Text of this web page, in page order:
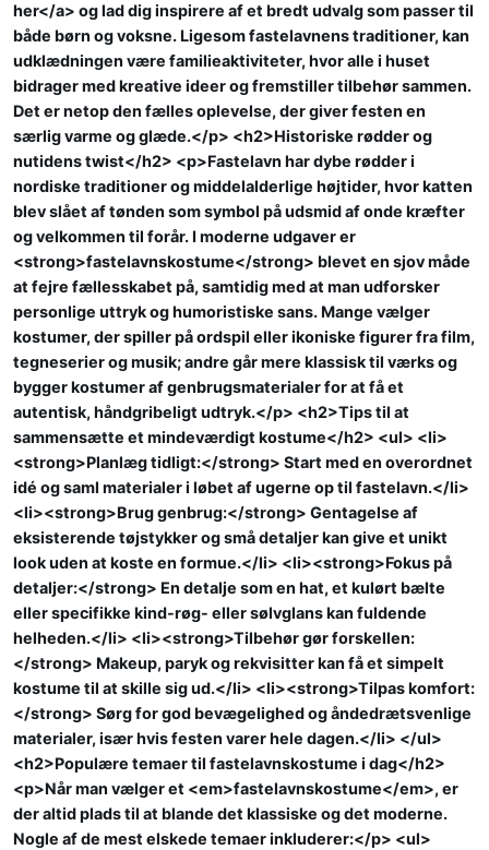
her</a> og lad dig inspirere af et bredt udvalg som passer til
både børn og voksne. Ligesom fastelavnens traditioner, kan
udklædningen være familieaktiviteter, hvor alle i huset
bidrager med kreative ideer og fremstiller tilbehør sammen.
Det er netop den fælles oplevelse, der giver festen en
særlig varme og glæde.</p> <h2>Historiske rødder og
nutidens twist</h2> <p>Fastelavn har dybe rødder i
nordiske traditioner og middelalderlige højtider, hvor katten
blev slået af tønden som symbol på udsmid af onde kræfter
og velkommen til forår. I moderne udgaver er
<strong>fastelavnskostume</strong> blevet en sjov måde
at fejre fællesskabet på, samtidig med at man udforsker
personlige uttryk og humoristiske sans. Mange vælger
kostumer, der spiller på ordspil eller ikoniske figurer fra film,
tegneserier og musik; andre går mere klassisk til værks og
bygger kostumer af genbrugsmaterialer for at få et
autentisk, håndgribeligt udtryk.</p> <h2>Tips til at
sammensætte et mindeværdigt kostume</h2> <ul> <li>
<strong>Planlæg tidligt:</strong> Start med en overordnet
idé og saml materialer i løbet af ugerne op til fastelavn.</li>
<li><strong>Brug genbrug:</strong> Gentagelse af
eksisterende tøjstykker og små detaljer kan give et unikt
look uden at koste en formue.</li> <li><strong>Fokus på
detaljer:</strong> En detalje som en hat, et kulørt bælte
eller specifikke kind-røg- eller sølvglans kan fuldende
helheden.</li> <li><strong>Tilbehør gør forskellen:
</strong> Makeup, paryk og rekvisitter kan få et simpelt
kostume til at skille sig ud.</li> <li><strong>Tilpas komfort:
</strong> Sørg for god bevægelighed og åndedrætsvenlige
materialer, især hvis festen varer hele dagen.</li> </ul>
<h2>Populære temaer til fastelavnskostume i dag</h2>
<p>Når man vælger et <em>fastelavnskostume</em>, er
der altid plads til at blande det klassiske og det moderne.
Nogle af de mest elskede temaer inkluderer:</p> <ul>